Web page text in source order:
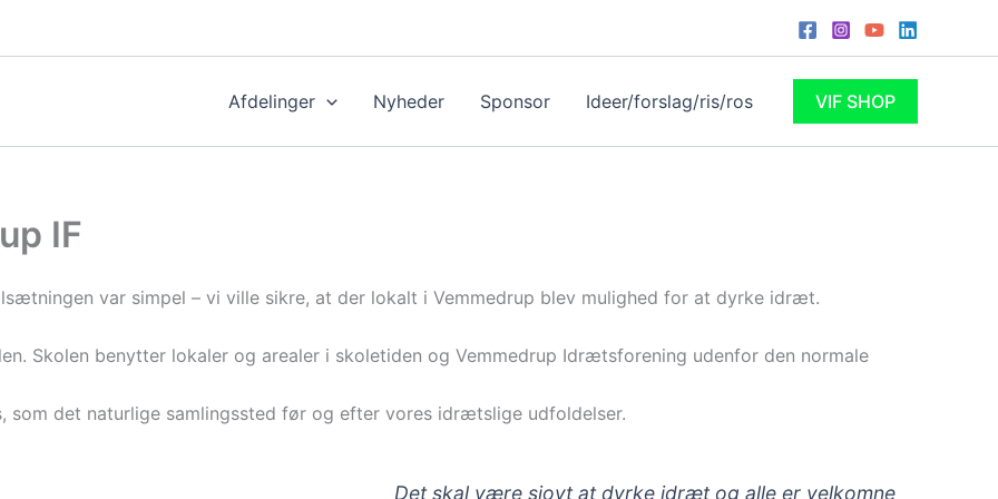
Afdelinger Nyheder Sponsor Ideer/forslag/ris/ros VIF SHOP
IF
var simpel – vi ville sikre, at der lokalt i Vemmedrup blev mulighed for at dyrke idræt.
Skolen benytter lokaler og arealer i skoletiden og Vemmedrup Idrætsforening udenfor den normale
som det naturlige samlingssted før og efter vores idrætslige udfoldelser.
Det skal være sjovt at dyrke idræt og alle er velkomne